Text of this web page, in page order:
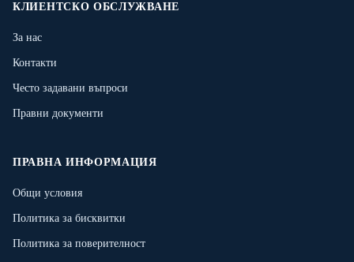
КЛИЕНТСКО ОБСЛУЖВАНЕ
За нас
Контакти
Често задавани въпроси
Правни документи
ПРАВНА ИНФОРМАЦИЯ
Общи условия
Политика за бисквитки
Политика за поверителност